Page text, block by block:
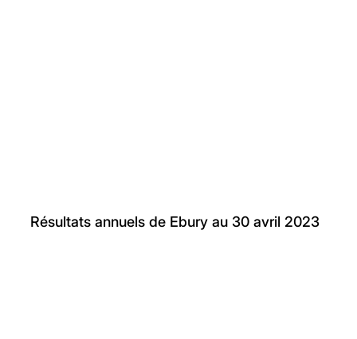
Résultats annuels de Ebury au 30 avril 2023